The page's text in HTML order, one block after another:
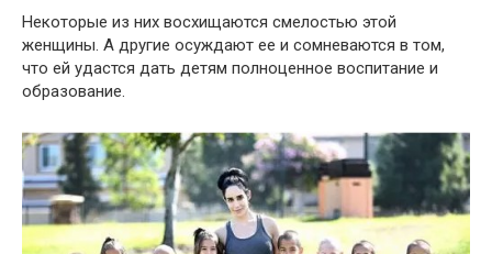
Некоторые из них восхищаются смелостью этой
женщины. А другие осуждают ее и сомневаются в том,
что ей удастся дать детям полноценное воспитание и
образование.